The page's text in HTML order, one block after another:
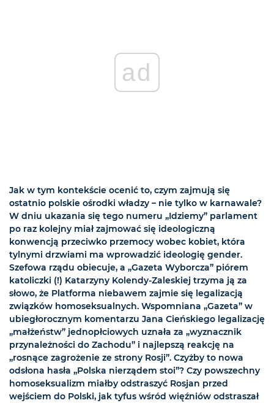
ad
Jak w tym kontekście ocenić to, czym zajmują się
ostatnio polskie ośrodki władzy – nie tylko w karnawale?
W dniu ukazania się tego numeru „Idziemy” parlament
po raz kolejny miał zajmować się ideologiczną
konwencją przeciwko przemocy wobec kobiet, która
tylnymi drzwiami ma wprowadzić ideologię gender.
Szefowa rządu obiecuje, a „Gazeta Wyborcza” piórem
katoliczki (!) Katarzyny Kolendy-Zaleskiej trzyma ją za
słowo, że Platforma niebawem zajmie się legalizacją
związków homoseksualnych. Wspomniana „Gazeta” w
ubiegłorocznym komentarzu Jana Cieńskiego legalizację
„małżeństw” jednopłciowych uznała za „wyznacznik
przynależności do Zachodu” i najlepszą reakcję na
„rosnące zagrożenie ze strony Rosji”. Czyżby to nowa
odsłona hasła „Polska nierządem stoi”? Czy powszechny
homoseksualizm miałby odstraszyć Rosjan przed
wejściem do Polski, jak tyfus wśród więźniów odstraszał